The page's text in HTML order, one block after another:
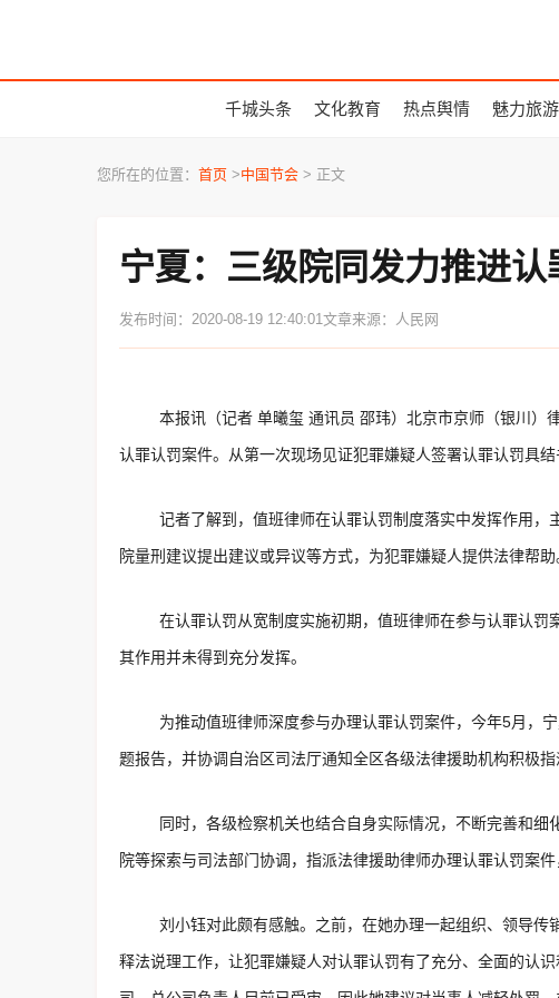
千城头条 文化教育 热点舆情 魅力旅游
您所在的位置： 首页 >中国节会 > 正文
宁夏：三级院同发力推进
发布时间：2020-08-19 12:40:01文章来源：人民网
本报讯（记者 单曦玺 通讯员 邵玮）北京市京师（银川）
认罪认罚案件。从第一次现场见证犯罪嫌疑人签署认罪认罚具
记者了解到，值班律师在认罪认罚制度落实中发挥作用
院量刑建议提出建议或异议等方式，为犯罪嫌疑人提供法律帮助
在认罪认罚从宽制度实施初期，值班律师在参与认罪认罚
其作用并未得到充分发挥。
为推动值班律师深度参与办理认罪认罚案件，今年5月，
题报告，并协调自治区司法厅通知全区各级法律援助机构积极
同时，各级检察机关也结合自身实际情况，不断完善和
院等探索与司法部门协调，指派法律援助律师办理认罪认罚案
刘小钰对此颇有感触。之前，在她办理一起组织、领导
释法说理工作，让犯罪嫌疑人对认罪认罚有了充分、全面的认